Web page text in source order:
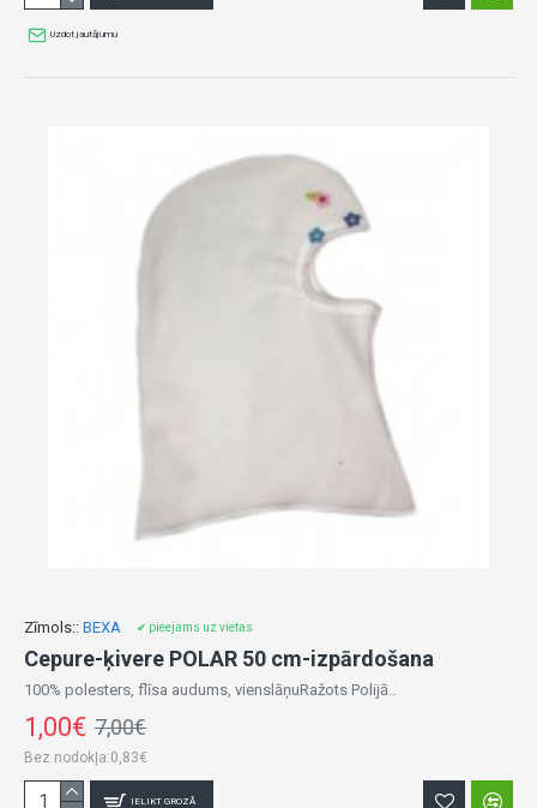
Uzdot jautājumu
Zīmols:: BEXA ✔ pieejams uz vietas
Cepure-ķivere POLAR 50 cm-izpārdošana
100% polesters, flīsa audums, vienslāņuRažots Polijā..
1,00€ 7,00€
Bez nodokļa:0,83€
IELIKT GROZĀ